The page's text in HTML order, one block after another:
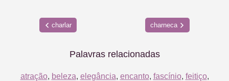
charlar charneca
Palavras relacionadas
atração, beleza, elegância, encanto, fascínio, feitiço,